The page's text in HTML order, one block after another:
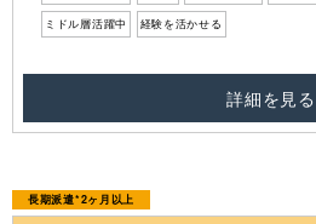
ミドル層活躍中 経験を活かせる
詳細を見る
長期派遣*2ヶ月以上